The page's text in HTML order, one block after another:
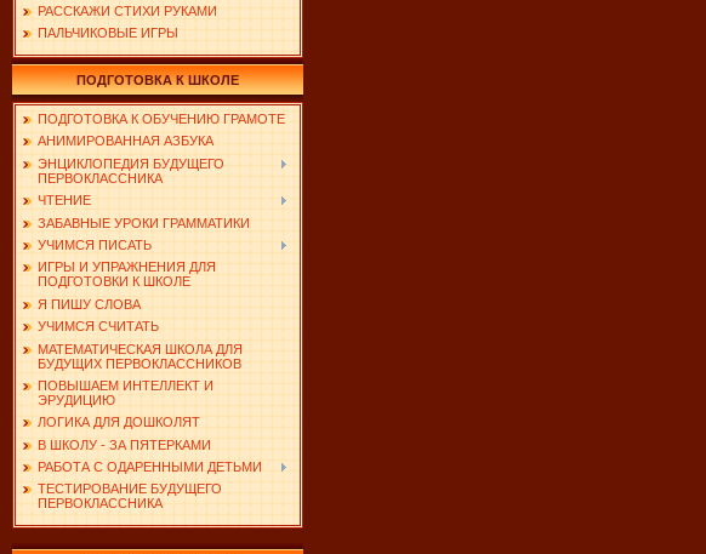
РАССКАЖИ СТИХИ РУКАМИ
ПАЛЬЧИКОВЫЕ ИГРЫ
ПОДГОТОВКА К ШКОЛЕ
ПОДГОТОВКА К ОБУЧЕНИЮ ГРАМОТЕ
АНИМИРОВАННАЯ АЗБУКА
ЭНЦИКЛОПЕДИЯ БУДУЩЕГО
ПЕРВОКЛАССНИКА
ЧТЕНИЕ
ЗАБАВНЫЕ УРОКИ ГРАММАТИКИ
УЧИМСЯ ПИСАТЬ
ИГРЫ И УПРАЖНЕНИЯ ДЛЯ
ПОДГОТОВКИ К ШКОЛЕ
Я ПИШУ СЛОВА
УЧИМСЯ СЧИТАТЬ
МАТЕМАТИЧЕСКАЯ ШКОЛА ДЛЯ
БУДУЩИХ ПЕРВОКЛАССНИКОВ
ПОВЫШАЕМ ИНТЕЛЛЕКТ И
ЭРУДИЦИЮ
ЛОГИКА ДЛЯ ДОШКОЛЯТ
В ШКОЛУ - ЗА ПЯТЕРКАМИ
РАБОТА С ОДАРЕННЫМИ ДЕТЬМИ
ТЕСТИРОВАНИЕ БУДУЩЕГО
ПЕРВОКЛАССНИКА